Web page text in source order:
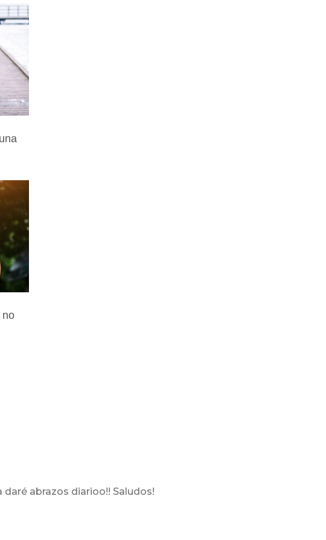
daré abrazos diarioo!! Saludos!